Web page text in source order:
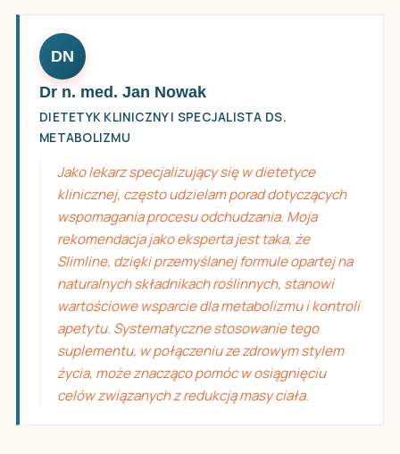
DN
Dr n. med. Jan Nowak
DIETETYK KLINICZNY I SPECJALISTA DS.
METABOLIZMU
Jako lekarz specjalizujący się w dietetyce
klinicznej, często udzielam porad dotyczących
wspomagania procesu odchudzania. Moja
rekomendacja jako eksperta jest taka, że
Slimline, dzięki przemyślanej formule opartej na
naturalnych składnikach roślinnych, stanowi
wartościowe wsparcie dla metabolizmu i kontroli
apetytu. Systematyczne stosowanie tego
suplementu, w połączeniu ze zdrowym stylem
życia, może znacząco pomóc w osiągnięciu
celów związanych z redukcją masy ciała.